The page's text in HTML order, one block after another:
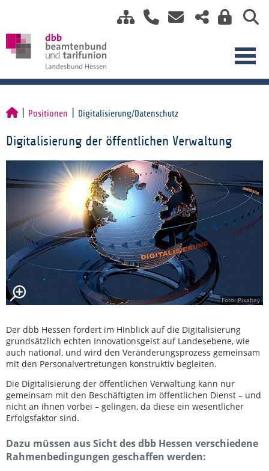
Positionen Digitalisierung/Datenschutz
Digitalisierung der öffentlichen Verwaltung
Foto: Pixabay
Der dbb Hessen fordert im Hinblick auf die Digitalisierung
grundsätzlich echten Innovationsgeist auf Landesebene, wie
auch national, und wird den Veränderungsprozess gemeinsam
mit den Personalvertretungen konstruktiv begleiten.
Die Digitalisierung der öffentlichen Verwaltung kann nur
gemeinsam mit den Beschäftigten im öffentlichen Dienst – und
nicht an ihnen vorbei – gelingen, da diese ein wesentlicher
Erfolgsfaktor sind.
Dazu müssen aus Sicht des dbb Hessen verschiedene
Rahmenbedingungen geschaffen werden: